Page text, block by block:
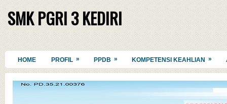
SMK PGRI 3 KEDIRI
HOME PROFIL » PPDB » KOMPETENSI KEAHLIAN »